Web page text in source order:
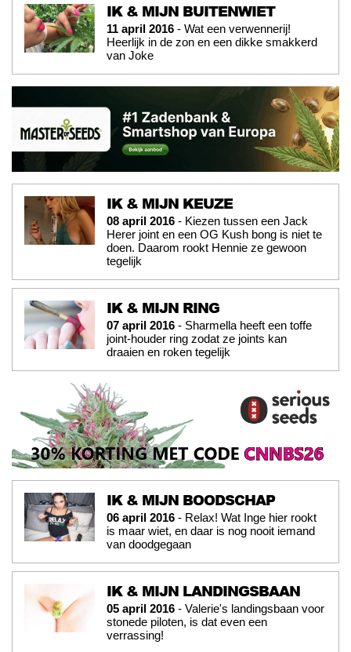
IK & MIJN BUITENWIET
11 april 2016 - Wat een verwennerij!
Heerlijk in de zon en een dikke smakkerd
van Joke
IK & MIJN KEUZE
08 april 2016 - Kiezen tussen een Jack
Herer joint en een OG Kush bong is niet te
doen. Daarom rookt Hennie ze gewoon
tegelijk
IK & MIJN RING
07 april 2016 - Sharmella heeft een toffe
joint-houder ring zodat ze joints kan
draaien en roken tegelijk
IK & MIJN BOODSCHAP
06 april 2016 - Relax! Wat Inge hier rookt
is maar wiet, en daar is nog nooit iemand
van doodgegaan
IK & MIJN LANDINGSBAAN
05 april 2016 - Valerie's landingsbaan voor
stonede piloten, is dat even een
verrassing!